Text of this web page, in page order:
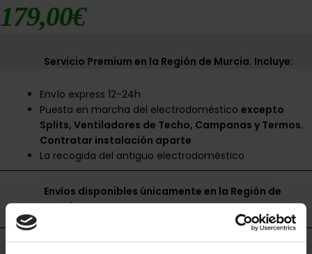
179,00€
Servicio Premium en la Región de Murcia. Incluye:
Envío express 12-24h
Puesta en marcha del electrodomésticoexcepto
Splits, Ventiladores de Techo, Campanas y Termos.
Contratar instalación aparte
La recogida del antiguo electrodoméstico
Envíos disponibles únicamente en la Región de
Murcia.